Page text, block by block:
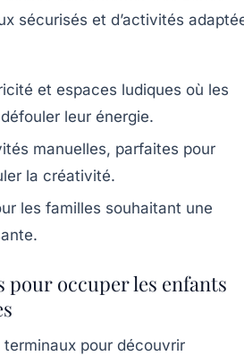
sécurisés et d’activités
et espaces ludiques où les
leur énergie.
manuelles, parfaites pour
la créativité.
les familles souhaitant une
pour occuper les enfants
terminaux pour découvrir